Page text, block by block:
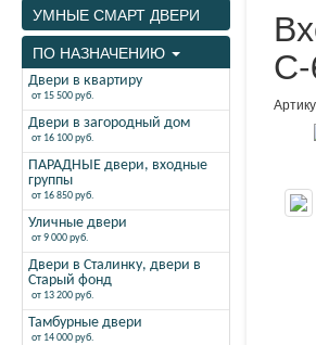
УМНЫЕ СМАРТ ДВЕРИ
ПО НАЗНАЧЕНИЮ
Двери в квартиру
от 15 500 руб.
Двери в загородный дом
от 16 100 руб.
ПАРАДНЫЕ двери, входные
группы
от 16 850 руб.
Уличные двери
от 9 000 руб.
Двери в Сталинку, двери в
Старый фонд
от 13 200 руб.
Тамбурные двери
от 14 000 руб.